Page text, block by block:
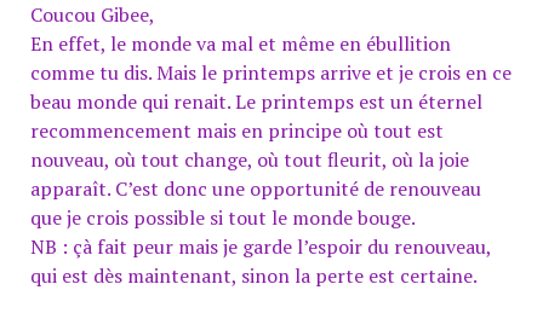
Coucou Gibee,
En effet, le monde va mal et même en ébullition
comme tu dis. Mais le printemps arrive et je crois en ce
beau monde qui renait. Le printemps est un éternel
recommencement mais en principe où tout est
nouveau, où tout change, où tout fleurit, où la joie
apparaît. C’est donc une opportunité de renouveau
que je crois possible si tout le monde bouge.
NB : çà fait peur mais je garde l’espoir du renouveau,
qui est dès maintenant, sinon la perte est certaine.